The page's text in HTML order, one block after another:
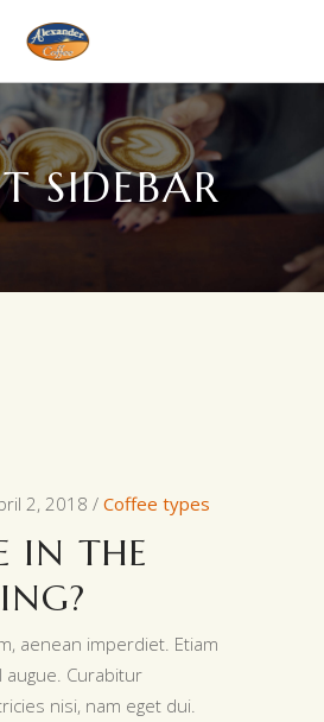
SIDEBAR
2, 2018 Coffee types
IN THE
aenean imperdiet. Etiam
augue. Curabitur
nisi, nam eget dui.